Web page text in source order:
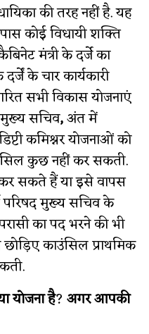
की तरह नहीं है. यह
कोई विधायी शक्ति
मंत्री के दर्जे का
के चार कार्यकारी
सभी विकास योजनाएं
सचिव,अंत में
कमिश्नर योजनाओं को
कुछ नहीं कर सकती.
सकते हैं या इसे वापस
मुख्य सचिव के
का पद भरने की भी
छोड़िए काउंसिल प्राथमिक
योजना है?अगर आपकी